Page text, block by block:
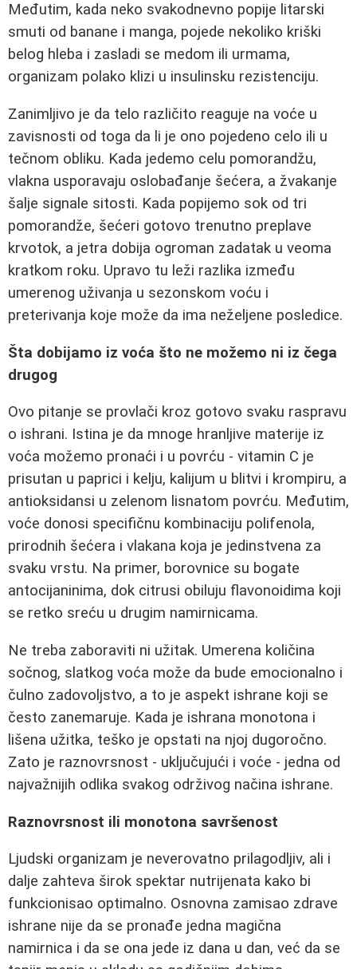
Međutim, kada neko svakodnevno popije litarski
smuti od banane i manga, pojede nekoliko kriški
belog hleba i zasladi se medom ili urmama,
organizam polako klizi u insulinsku rezistenciju.
Zanimljivo je da telo različito reaguje na voće u
zavisnosti od toga da li je ono pojedeno celo ili u
tečnom obliku. Kada jedemo celu pomorandžu,
vlakna usporavaju oslobađanje šećera, a žvakanje
šalje signale sitosti. Kada popijemo sok od tri
pomorandže, šećeri gotovo trenutno preplave
krvotok, a jetra dobija ogroman zadatak u veoma
kratkom roku. Upravo tu leži razlika između
umerenog uživanja u sezonskom voću i
preterivanja koje može da ima neželjene posledice.
Šta dobijamo iz voća što ne možemo ni iz čega
drugog
Ovo pitanje se provlači kroz gotovo svaku raspravu
o ishrani. Istina je da mnoge hranljive materije iz
voća možemo pronaći i u povrću - vitamin C je
prisutan u paprici i kelju, kalijum u blitvi i krompiru, a
antioksidansi u zelenom lisnatom povrću. Međutim,
voće donosi specifičnu kombinaciju polifenola,
prirodnih šećera i vlakana koja je jedinstvena za
svaku vrstu. Na primer, borovnice su bogate
antocijaninima, dok citrusi obiluju flavonoidima koji
se retko sreću u drugim namirnicama.
Ne treba zaboraviti ni užitak. Umerena količina
sočnog, slatkog voća može da bude emocionalno i
čulno zadovoljstvo, a to je aspekt ishrane koji se
često zanemaruje. Kada je ishrana monotona i
lišena užitka, teško je opstati na njoj dugoročno.
Zato je raznovrsnost - uključujući i voće - jedna od
najvažnijih odlika svakog održivog načina ishrane.
Raznovrsnost ili monotona savršenost
Ljudski organizam je neverovatno prilagodljiv, ali i
dalje zahteva širok spektar nutrijenata kako bi
funkcionisao optimalno. Osnovna zamisao zdrave
ishrane nije da se pronađe jedna magična
namirnica i da se ona jede iz dana u dan, već da se